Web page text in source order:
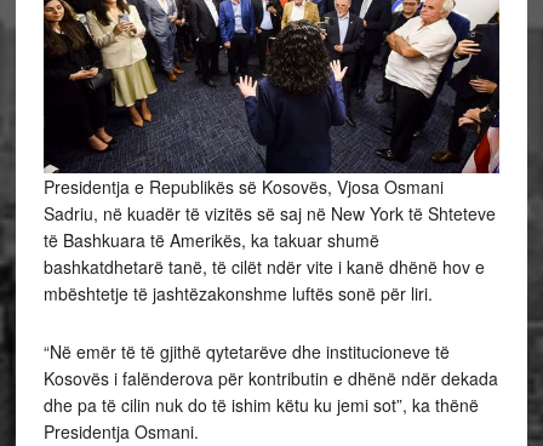
Presidentja e Republikës së Kosovës, Vjosa Osmani
Sadriu, në kuadër të vizitës së saj në New York të Shteteve
të Bashkuara të Amerikës, ka takuar shumë
bashkatdhetarë tanë, të cilët ndër vite i kanë dhënë hov e
mbështetje të jashtëzakonshme luftës sonë për liri.
“Në emër të të gjithë qytetarëve dhe institucioneve të
Kosovës i falënderova për kontributin e dhënë ndër dekada
dhe pa të cilin nuk do të ishim këtu ku jemi sot”, ka thënë
Presidentja Osmani.